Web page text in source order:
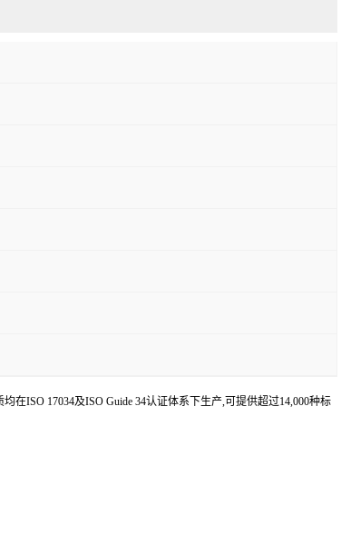
在ISO 17034及ISO Guide 34认证体系下生产,可提供超过14,000种标